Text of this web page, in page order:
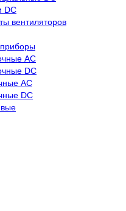
DC
вентиляторов
AC
DC
AC
DC